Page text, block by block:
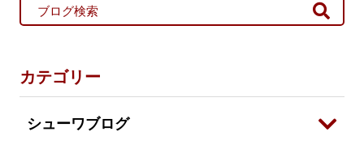
カテゴリー
シューワブログ